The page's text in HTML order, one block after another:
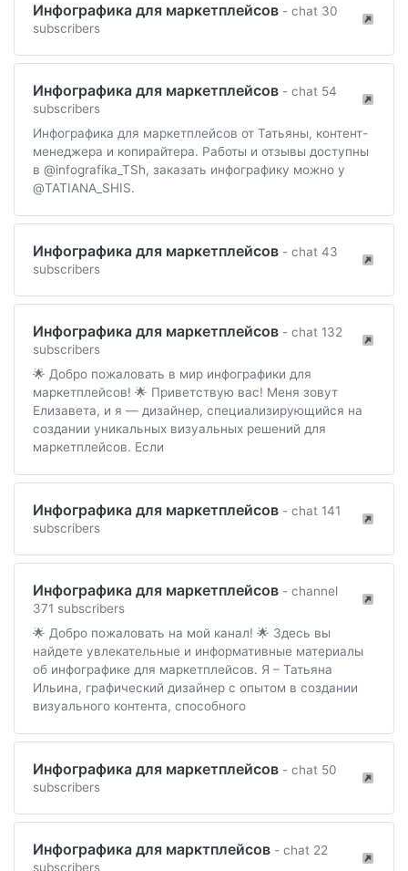
Инфографика для маркетплейсов - chat 30
subscribers
Инфографика для маркетплейсов - chat 54
subscribers
Инфографика для маркетплейсов от Татьяны, контент-
менеджера и копирайтера. Работы и отзывы доступны
в @infografika_TSh, заказать инфографику можно у
@TATIANA_SHIS.
Инфографика для маркетплейсов - chat 43
subscribers
Инфографика для маркетплейсов - chat 132
subscribers
🌟 Добро пожаловать в мир инфографики для
маркетплейсов! 🌟 Приветствую вас! Меня зовут
Елизавета, и я — дизайнер, специализирующийся на
создании уникальных визуальных решений для
маркетплейсов. Если
Инфографика для маркетплейсов - chat 141
subscribers
Инфографика для маркетплейсов - channel
371 subscribers
🌟 Добро пожаловать на мой канал! 🌟 Здесь вы
найдете увлекательные и информативные материалы
об инфографике для маркетплейсов. Я – Татьяна
Ильина, графический дизайнер с опытом в создании
визуального контента, способного
Инфографика для маркетплейсов - chat 50
subscribers
Инфографика для марктплейсов - chat 22
subscribers